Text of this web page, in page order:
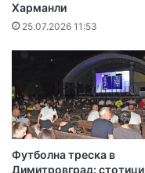
Харманли
25.07.2026 11:53
Футболна треска в
Димитровград: стотици